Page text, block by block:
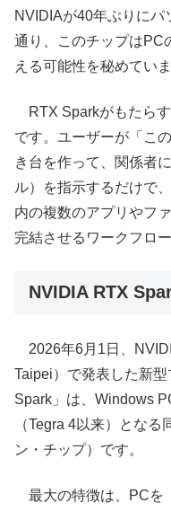
NVIDIAが40年ぶりにパ
通り、このチップはPC
える可能性を秘めていま
RTX Sparkがもたら
です。ユーザーが「こ
き台を作って、関係者
ル）を指示するだけで
内の複数のアプリやフ
完結させるワークフロ
NVIDIA RTX
2026年6月1日、
Taipei）で発表した新
Spark」は、Windows
（Tegra 4以来）とな
ン・チップ）です。
最大の特徴は、PCを